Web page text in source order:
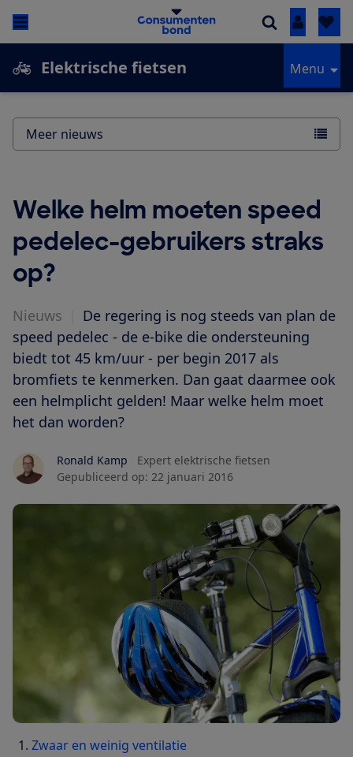
Inloggen
Elektrische fietsen Menu
Welke helm moeten speed
pedelec-gebruikers straks
op?
Nieuws
De regering is nog steeds van plan de
speed pedelec - de e-bike die ondersteuning
biedt tot 45 km/uur - per begin 2017 als
bromfiets te kenmerken. Dan gaat daarmee ook
een helmplicht gelden! Maar welke helm moet
het dan worden?
Ronald Kamp
Expert elektrische fietsen
Gepubliceerd op: 22 januari 2016
Zwaar en weinig ventilatie
Meer nieuws